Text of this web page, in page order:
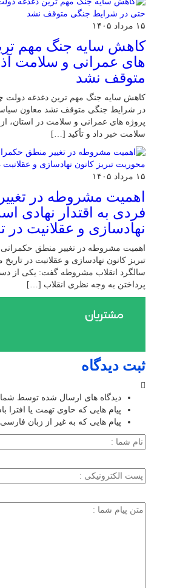
۱۵ مرداد ۱۴۰۵
کاهش سایه جنگ مهم
‌های عمرانی و سلامت
متوقف نشد
کاهش سایه جنگ مهم ‌ترین دغدغه دولت
در شرایط جنگی متوقف نشد معاون
سلامت خبر داد و تأکید […]
۱۵ مرداد ۱۴۰۵
اهمیت مشروطه در
فردی به اقتدار نهادی
نهادسازی و عقلانیت
اهمیت مشروطه در تغییر منطق حکمرانی
تبریز کانون نهادسازی و عقلانیت در
سالگرد انقلاب مشروطه گفت: یکی از
پرداختن به وجه نظری انقلاب […]
ثبت دیدگاه
دیدگاه های ارسال شده توسط
پیام هایی که حاوی تهمت یا افترا
پیام هایی که به غیر از زبان